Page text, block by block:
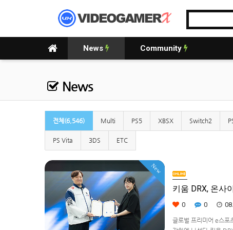
News Community
News
전체(6,546) Multi PS5 XBSX Switch2
PS Vita 3DS ETC
New
키움 DRX, 온사
0 0
글로벌 프리미어 e스포